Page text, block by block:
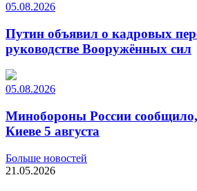
05.08.2026
Путин объявил о кадровых
руководстве Вооружённых сил
05.08.2026
Минобороны России
Киеве 5 августа
Больше новостей
21.05.2026